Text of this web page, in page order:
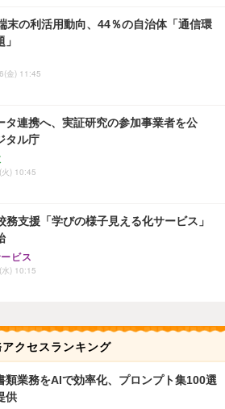
末の利活用動向、44％の自治体「通信環
金) 11:45
タ連携へ、実証研究の参加事業者を公
タル庁
) 10:45
務支援「学びの様子見える化サービス」
ビス
) 10:15
アクセスランキング
類業務をAIで効率化、プロンプト集100選
供